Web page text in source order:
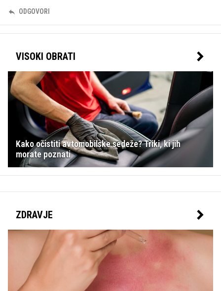
ODGOVORI
VISOKI OBRATI
Kako očistiti avtomobilske sedeže? Triki, ki jih
morate poznati
ZDRAVJE